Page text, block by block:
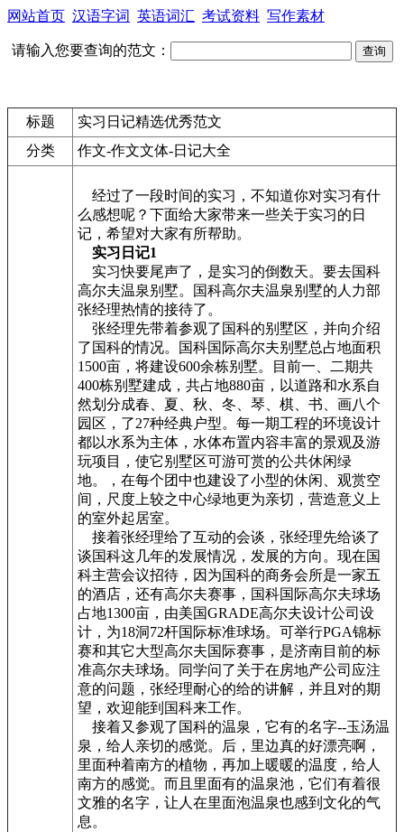
网站首页 汉语字词 英语词汇 考试资料 写作素材
请输入您要查询的范文：
标题
实习日记精选优秀范文
分类
作文-作文文体-日记大全
经过了一段时间的实习，不知道你对实习有什
么感想呢？下面给大家带来一些关于实习的日
记，希望对大家有所帮助。
实习日记1
实习快要尾声了，是实习的倒数天。要去国科
高尔夫温泉别墅。国科高尔夫温泉别墅的人力部
张经理热情的接待了。
张经理先带着参观了国科的别墅区，并向介绍
了国科的情况。国科国际高尔夫别墅总占地面积
1500亩，将建设600余栋别墅。目前一、二期共
400栋别墅建成，共占地880亩，以道路和水系自
然划分成春、夏、秋、冬、琴、棋、书、画八个
园区，了27种经典户型。每一期工程的环境设计
都以水系为主体，水体布置内容丰富的景观及游
玩项目，使它别墅区可游可赏的公共休闲绿
地。，在每个团中也建设了小型的休闲、观赏空
间，尺度上较之中心绿地更为亲切，营造意义上
的室外起居室。
接着张经理给了互动的会谈，张经理先给谈了
谈国科这几年的发展情况，发展的方向。现在国
科主营会议招待，因为国科的商务会所是一家五
的酒店，还有高尔夫赛事，国科国际高尔夫球场
占地1300亩，由美国GRADE高尔夫设计公司设
计，为18洞72杆国际标准球场。可举行PGA锦标
赛和其它大型高尔夫国际赛事，是济南目前的标
准高尔夫球场。同学问了关于在房地产公司应注
意的问题，张经理耐心的给的讲解，并且对的期
望，欢迎能到国科来工作。
接着又参观了国科的温泉，它有的名字--玉汤温
泉，给人亲切的感觉。后，里边真的好漂亮啊，
里面种着南方的植物，再加上暖暖的温度，给人
南方的感觉。而且里面有的温泉池，它们有着很
文雅的名字，让人在里面泡温泉也感到文化的气
息。